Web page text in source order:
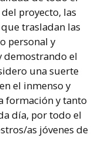
proyecto, las
trasladan las
personal y
demostrando el
una suerte
el inmenso y
formación y tanto
día, por todo el
as jóvenes de